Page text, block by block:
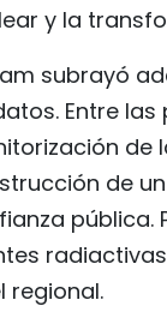
y la
subrayó
Entre
de
de
pública.
regional.